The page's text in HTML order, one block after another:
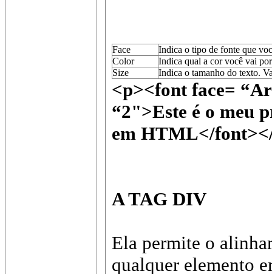
Face
Indica o tipo de fonte que
Color
Indica qual a cor você vai
Size
Indica o tamanho do texto.
<p><font face=
“2">Este é o meu
em HTML</
A TAG DIV
Ela permite o
qualquer elemento